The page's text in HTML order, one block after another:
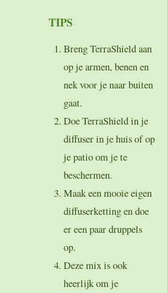
TIPS
Breng TerraShield aan
op je armen, benen en
nek voor je naar buiten
gaat.
Doe TerraShield in je
diffuser in je huis of op
je patio om je te
beschermen.
Maak een mooie eigen
diffuserketting en doe
er een paar druppels
op.
Deze mix is ook
heerlijk om je